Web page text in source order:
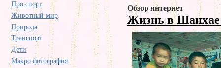
Про спорт
Животный мир
Природа
Транспорт
Дети
Макро фотография
Обзор интернет
Жизнь в